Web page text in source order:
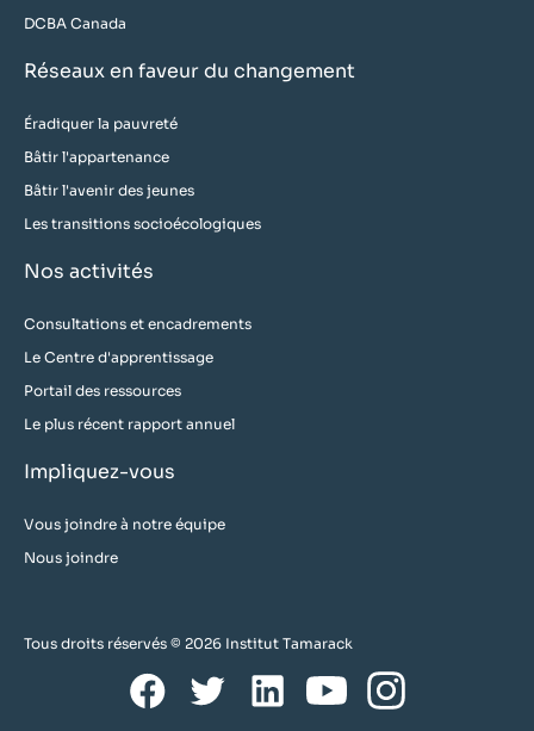
DCBA Canada
Réseaux en faveur du changement
Éradiquer la pauvreté
Bâtir l'appartenance
Bâtir l'avenir des jeunes
Les transitions socioécologiques
Nos activités
Consultations et encadrements
Le Centre d'apprentissage
Portail des ressources
Le plus récent rapport annuel
Impliquez-vous
Vous joindre à notre équipe
Nous joindre
Tous droits réservés © 2026 Institut Tamarack